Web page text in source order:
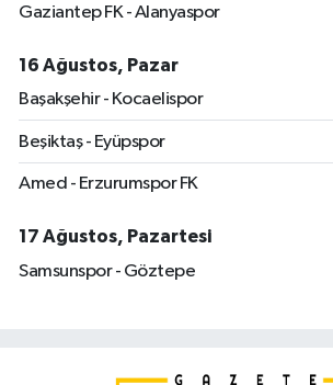
Gaziantep FK - Alanyaspor
16 Ağustos, Pazar
Başakşehir - Kocaelispor
Beşiktaş - Eyüpspor
Amed - Erzurumspor FK
17 Ağustos, Pazartesi
Samsunspor - Göztepe